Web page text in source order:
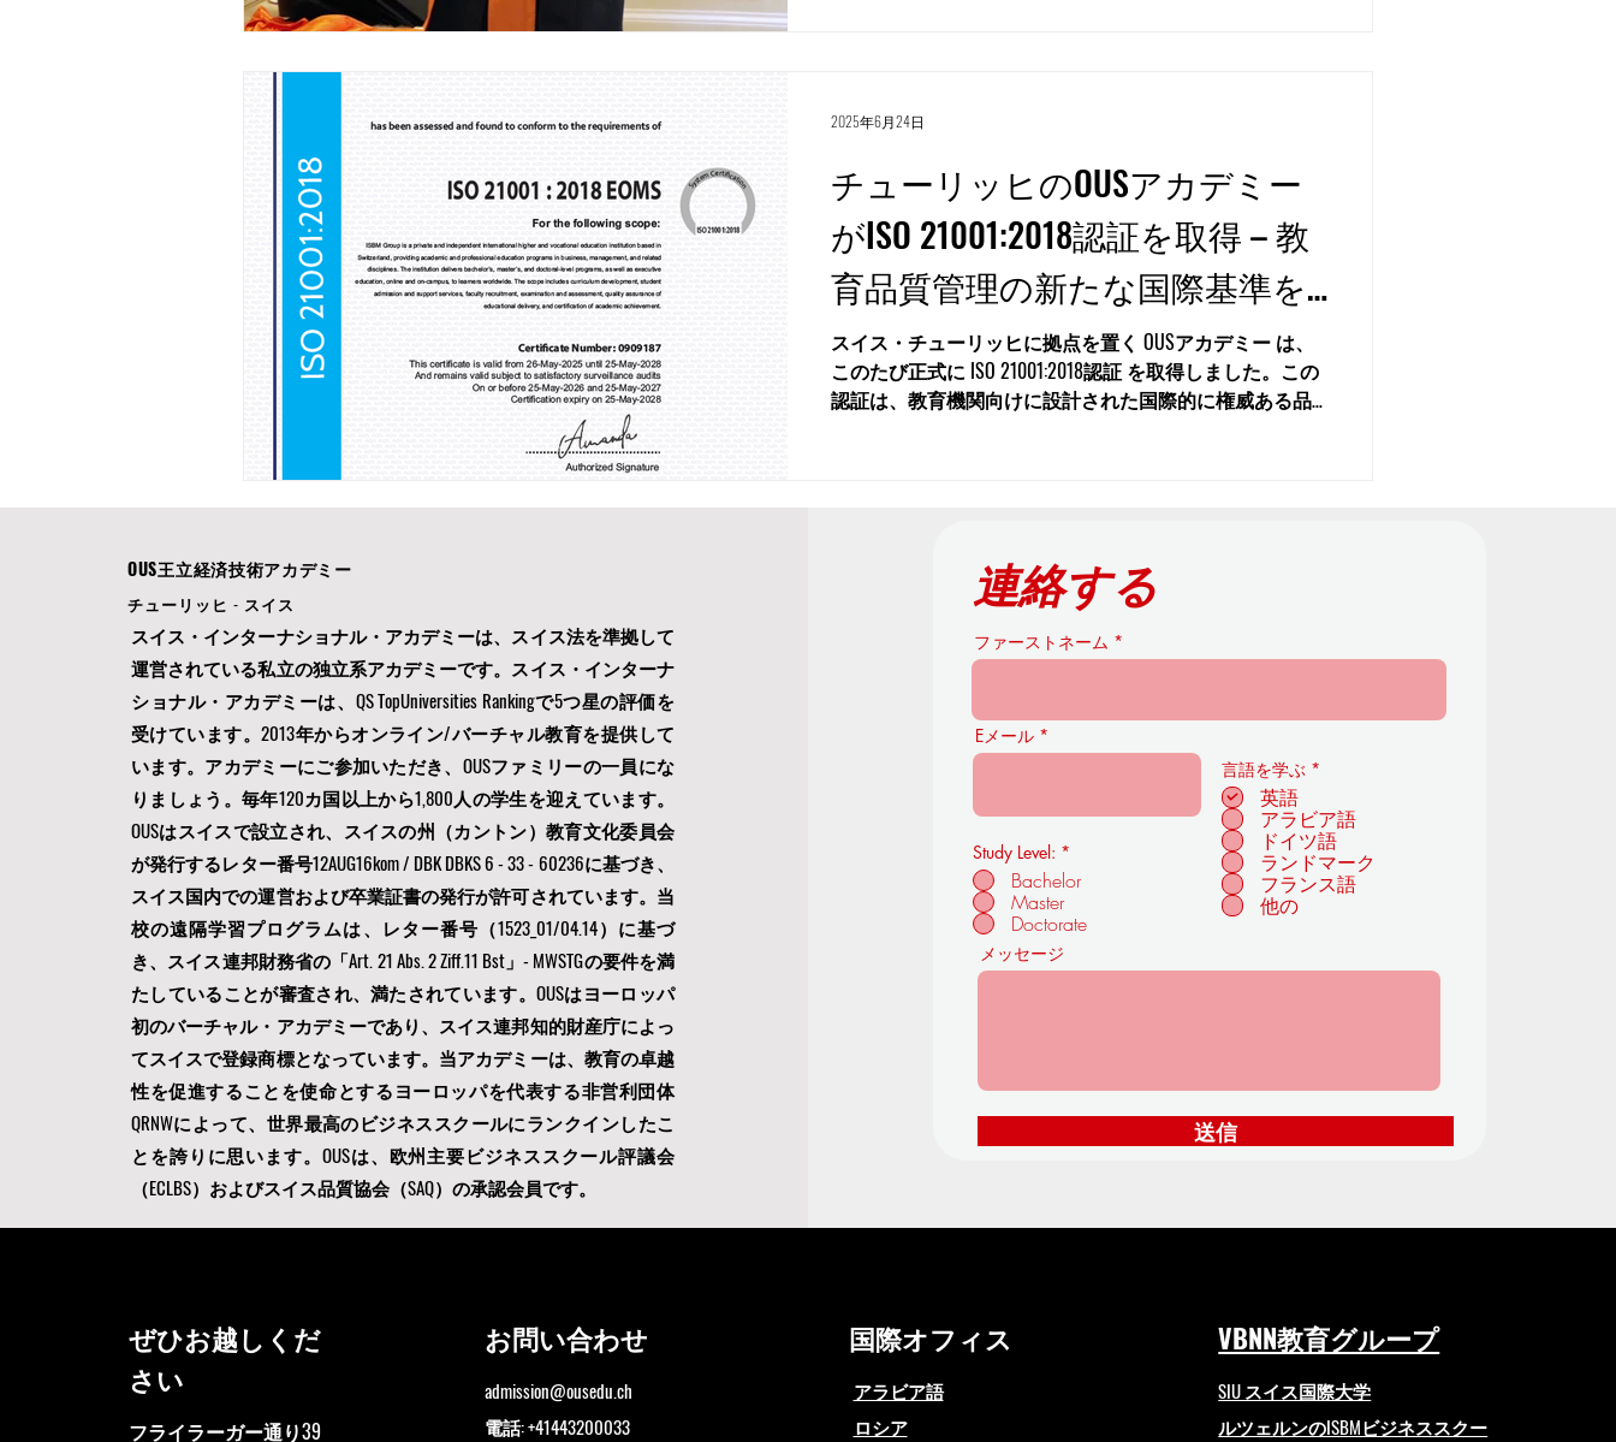
チューリッヒのOUSアカデミー
がISO 21001:2018認証を取得 – 教
育品質管理の新たな国際基準を
確立
スイス・チューリッヒに拠点を置く OUSアカデミー は、
このたび正式に ISO 21001:2018認証 を取得しました。この
認証は、教育機関向けに設計された国際的に権威ある品
2025年6月24日
OUS王立経済技術アカデミー
チューリッヒ - スイス
スイス・インターナショナル・アカデミーは、スイス法を準拠して
運営されている私立の独立系アカデミーです。スイス・インターナ
ショナル・アカデミーは、QS TopUniversities Rankingで5つ星の評価を
受けています。2013年からオンライン/バーチャル教育を提供して
います。アカデミーにご参加いただき、OUSファミリーの一員にな
りましょう。毎年120カ国以上から1,800人の学生を迎えています。
OUSはスイスで設立され、スイスの州（カントン）教育文化委員会
が発行するレター番号12AUG16kom / DBK DBKS 6 - 33 - 60236に基づき、
スイス国内での運営および卒業証書の発行が許可されています。当
校の遠隔学習プログラムは、レター番号（1523_01/04.14）に基づ
き、スイス連邦財務省の「Art. 21 Abs. 2 Ziff.11 Bst」- MWSTGの要件を満
たしていることが審査され、満たされています。OUSはヨーロッパ
初のバーチャル・アカデミーであり、スイス連邦知的財産庁によっ
てスイスで登録商標となっています。当アカデミーは、教育の卓越
性を促進することを使命とするヨーロッパを代表する非営利団体
QRNWによって、 世界最高のビジネススクールにランクインしたこ
とを誇りに思います。OUSは、欧州主要ビジネススクール評議会
（ECLBS） およびスイス品質協会（SAQ）の承認会員です。
連絡する
ファーストネーム
Eメール
Study Level: *
Bachelor
Master
Doctorate
言語を学ぶ *
目
英語
アラビア語
ドイツ語
ランドマーク
フランス語
他の
メッセージ
送信
ぜひお越しくだ
さい
フライラーガー通り39
お問い合わせ
admission@ousedu.ch
電話: +41443200033
国際オフィス
アラビア語
ロシア
VBNN教育グループ
SIU スイス国際大学
ルツェルンのISBMビジネススクー